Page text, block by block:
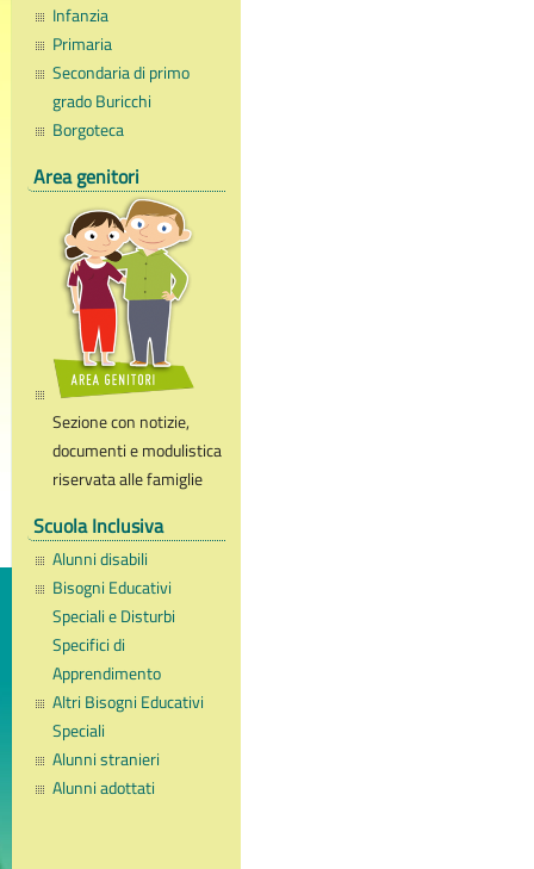
Infanzia
Primaria
Secondaria di primo
grado Buricchi
Borgoteca
Area genitori
Sezione con notizie,
documenti e modulistica
riservata alle famiglie
Scuola Inclusiva
Alunni disabili
Bisogni Educativi
Speciali e Disturbi
Specifici di
Apprendimento
Altri Bisogni Educativi
Speciali
Alunni stranieri
Alunni adottati